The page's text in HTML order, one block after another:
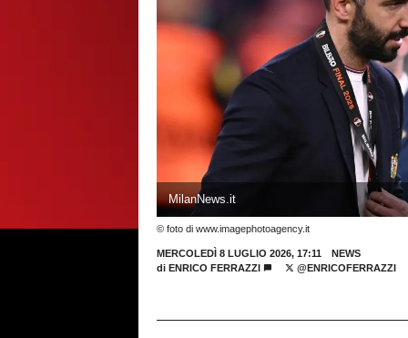
MilanNews.it
© foto di www.imagephotoagency.it
MERCOLEDÌ 8 LUGLIO 2026, 17:11
NEWS
di ENRICO FERRAZZI @ENRICOFERRAZZI